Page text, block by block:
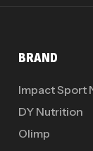
BRAND
Impact Sport
DY Nutrition
Olimp